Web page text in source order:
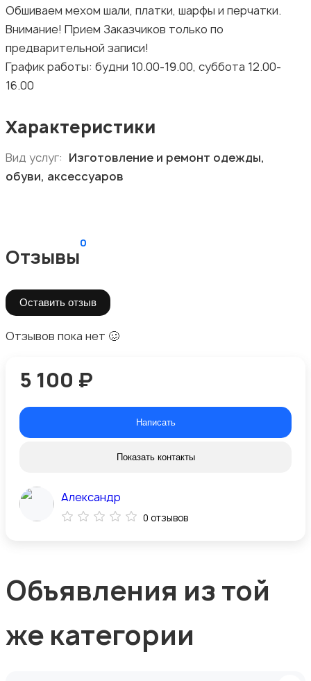
Обшиваем мехом шали, платки, шарфы и перчатки.
Внимание! Прием Заказчиков только по
предварительной записи!
График работы: будни 10.00-19.00, суббота 12.00-
16.00
Характеристики
Вид услуг: Изготовление и ремонт одежды,
обуви, аксессуаров
Отзывы
0
Оставить отзыв
Отзывов пока нет 🥴
5 100 ₽
Написать
Показать контакты
Александр
0 отзывов
Объявления из той
же категории